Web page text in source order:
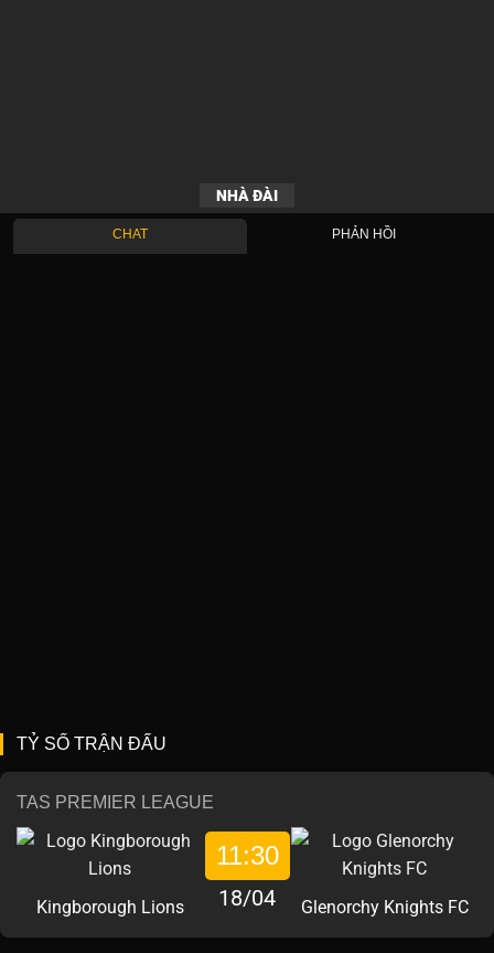
NHÀ ĐÀI
CHAT PHẢN HỒI
TỶ SỐ TRẬN ĐẤU
TAS PREMIER LEAGUE
Kingborough Lions
11:30
18/04 Glenorchy Knights FC